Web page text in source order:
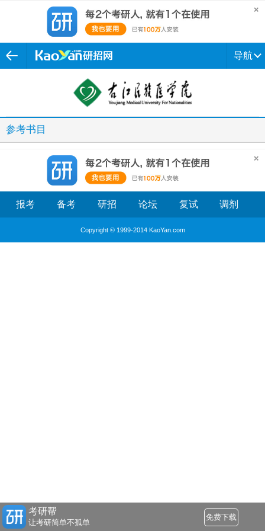
导航
参考书目
报考 备考 研招 论坛 复试 调剂
Copyright © 1999-2014 KaoYan.com
考研帮
让考研简单不孤单
免费下载